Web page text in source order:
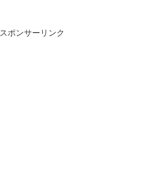
スポンサーリンク